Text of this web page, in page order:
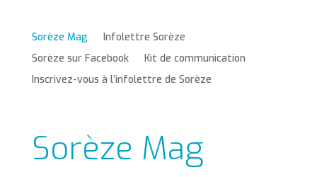
Sorèze Mag
Infolettre Sorèze
Sorèze sur Facebook
Kit de communication
Inscrivez-vous à l’infolettre de Sorèze
Sorèze Mag